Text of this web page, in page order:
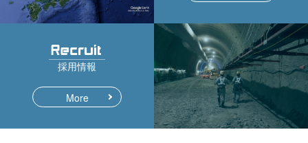
採用情報
More